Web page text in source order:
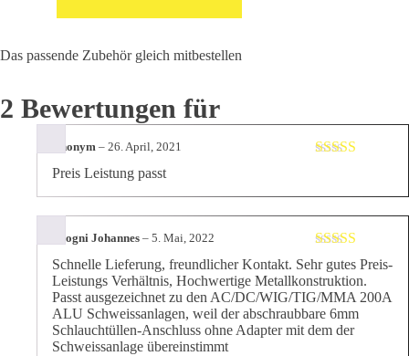
Das passende Zubehör gleich mitbestellen
2 Bewertungen für
Anonym – 26. April, 2021
Preis Leistung passt
Bewertet mit
5 von 5
Brogni Johannes – 5. Mai, 2022
Schnelle Lieferung, freundlicher Kontakt. Sehr gutes Preis-
Leistungs Verhältnis, Hochwertige Metallkonstruktion.
Passt ausgezeichnet zu den AC/DC/WIG/TIG/MMA 200A
ALU Schweissanlagen, weil der abschraubbare 6mm
Schlauchtüllen-Anschluss ohne Adapter mit dem der
Schweissanlage übereinstimmt